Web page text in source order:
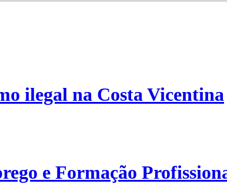
ilegal na Costa Vicentina
e Formação